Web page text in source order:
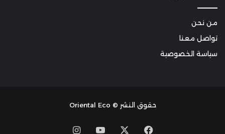
من نحن
تواصل معنا
سياسة الخصوصية
حقوق النشر © Oriental Eco
Facebook
YouTube